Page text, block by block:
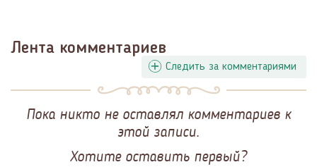
Лента комментариев
Следить за комментариями
Пока никто не оставлял комментариев к
этой записи.
Хотите оставить первый?